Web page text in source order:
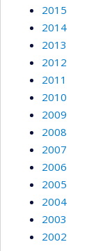
2015
2014
2013
2012
2011
2010
2009
2008
2007
2006
2005
2004
2003
2002